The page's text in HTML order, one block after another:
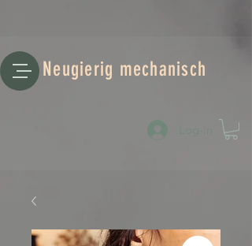
Neugierig mechanisch
Log-in